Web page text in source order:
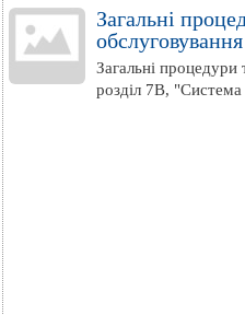
Загальні
Загальні процедури
розділ 7B, "Система